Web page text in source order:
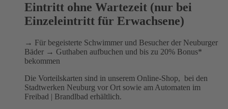
Eintritt ohne Wartezeit (nur bei
Einzeleintritt für Erwachsene)
→ Für begeisterte Schwimmer und Besucher der Neuburger
Bäder → Guthaben aufbuchen und bis zu 20% Bonus*
bekommen
Die Vorteilskarten sind in unserem Online-Shop, bei den
Stadtwerken Neuburg vor Ort sowie am Automaten im
Freibad | Brandlbad erhältlich.